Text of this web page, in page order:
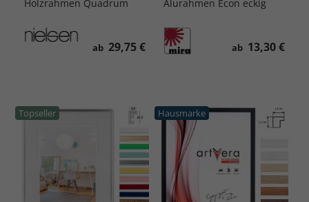
Holzrahmen Quadrum
ab 29,75 €
Alurahmen Econ eckig
ab 13,30 €
Topseller Hausmarke